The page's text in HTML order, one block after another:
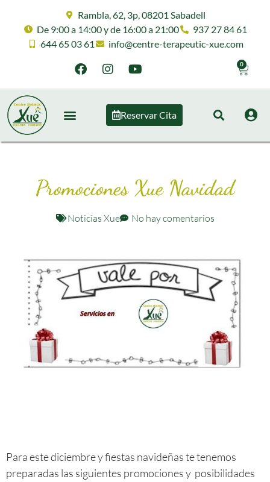
Rambla, 62, 3p, 08201 Sabadell
De 9:00 a 14:00 y de 16:00 a 21:00
937 27 84 61
644 65 03 61
info@centre-terapeutic-xue.com
0
Reservar Cita
Promociones Xue Navidad
Noticias Xue No hay comentarios
Para este diciembre y fiestas navideñas te tenemos
preparadas las siguientes promociones y posibilidades